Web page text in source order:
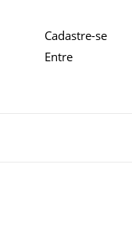
Cadastre-se
Entre